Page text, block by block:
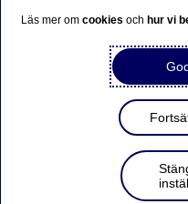
Nordea på
Läs mer omcookiesoch hur vi